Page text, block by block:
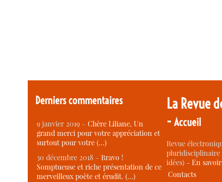
Derniers commentaires
9 janvier 2019 –Chère Liliane, Un
grand merci pour votre appréciation et
surtout pour votre (…)
30 décembre 2018 –Bravo !
Somptueuse et riche présentation de ce
merveilleux poète et érudit. (…)
La Revue
-Accueil
Revue
idées) -En
Contacts